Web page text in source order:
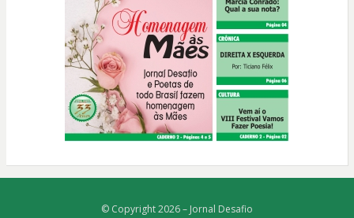
© Copyright 2026 – Jornal Desafio